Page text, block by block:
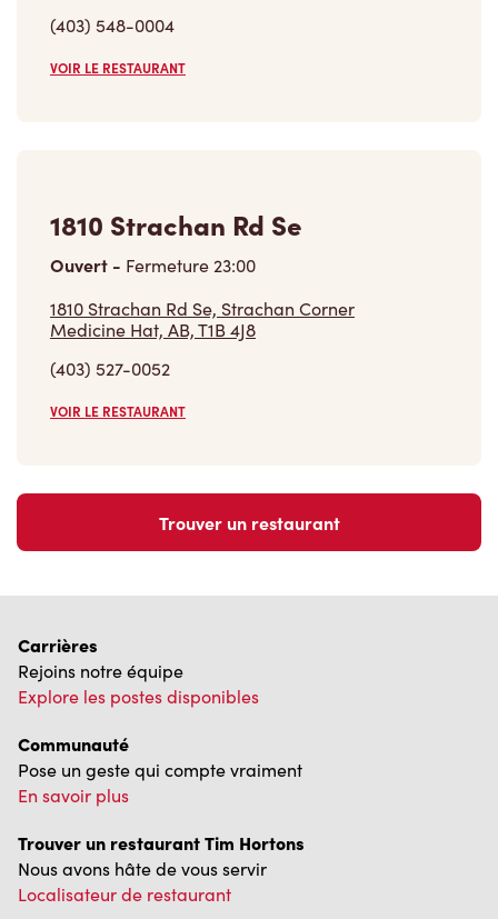
(403) 548-0004
VOIR LE RESTAURANT
1810 Strachan Rd Se
Ouvert - Fermeture23:00
1810 Strachan Rd Se, Strachan Corner
Medicine Hat, AB, T1B 4J8
(403) 527-0052
VOIR LE RESTAURANT
Trouver un restaurant
Carrières
Rejoins notre équipe
Explore les postes disponibles
Communauté
Pose un geste qui compte vraiment
En savoir plus
Trouver un restaurant Tim Hortons
Nous avons hâte de vous servir
Localisateur de restaurant